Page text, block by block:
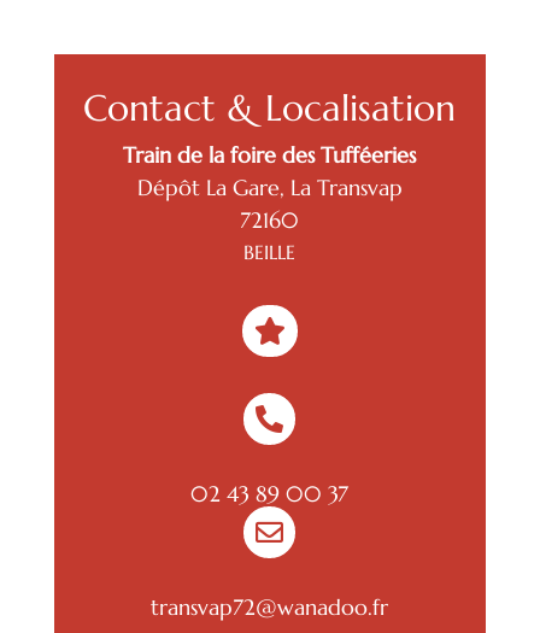
Contact & Localisation
Train de la foire des Tufféeries
Dépôt La Gare, La Transvap
72160
BEILLE


02 43 89 00 37

transvap72@wanadoo.fr